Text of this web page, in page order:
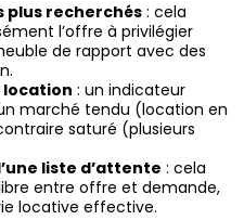
plus recherchés : cela
l’offre à privilégier
de rapport avec des
location : un indicateur
marché tendu (location en
saturé (plusieurs
liste d’attente : cela
entre offre et demande,
locative effective.